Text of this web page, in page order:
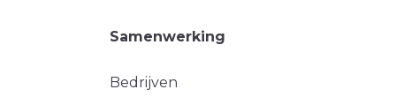
Samenwerking
Bedrijven